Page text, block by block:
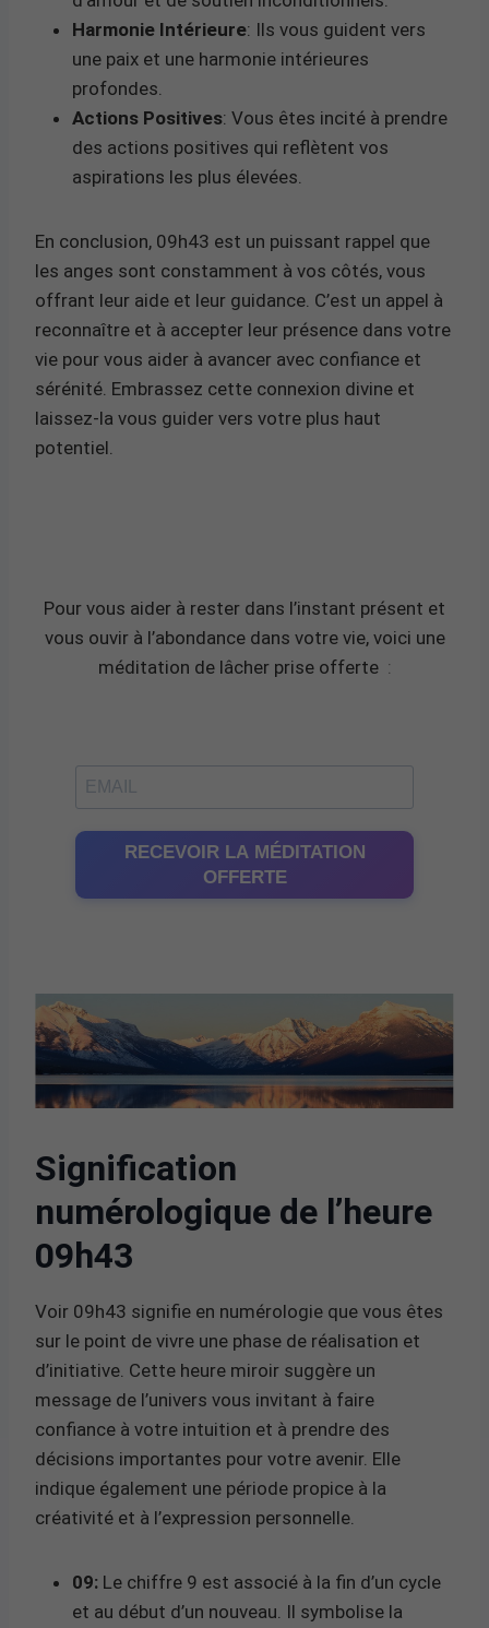
Harmonie Intérieure: Ils vous guident vers
une paix et une harmonie intérieures
profondes.
Actions Positives: Vous êtes incité à prendre
des actions positives qui reflètent vos
aspirations les plus élevées.
En conclusion, 09h43 est un puissant rappel que
les anges sont constamment à vos côtés, vous
offrant leur aide et leur guidance. C’est un appel à
reconnaître et à accepter leur présence dans votre
vie pour vous aider à avancer avec confiance et
sérénité. Embrassez cette connexion divine et
laissez-la vous guider vers votre plus haut
potentiel.
Pour vous aider à rester dans l’instant présent et
vous ouvir à l’abondance dans votre vie, voici une
méditation de lâcher prise offerte :
RECEVOIR LA MÉDITATION
OFFERTE
Signification
numérologique de l’heure
09h43
Voir 09h43 signifie en numérologie que vous êtes
sur le point de vivre une phase de réalisation et
d’initiative. Cette heure miroir suggère un
message de l’univers vous invitant à faire
confiance à votre intuition et à prendre des
décisions importantes pour votre avenir. Elle
indique également une période propice à la
créativité et à l’expression personnelle.
09: Le chiffre 9 est associé à la fin d’un cycle
et au début d’un nouveau. Il symbolise la